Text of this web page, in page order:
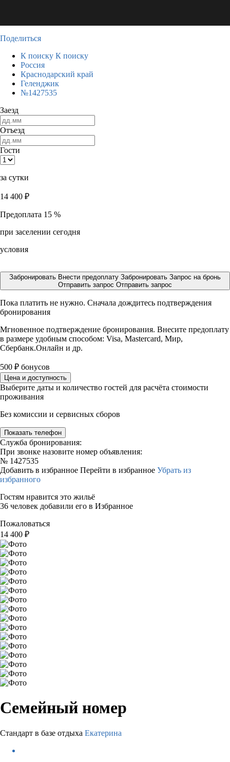
Поделиться
К поиску К поиску
Россия
Краснодарский край
Геленджик
№1427535
Заезд
Отъезд
Гости
за сутки
14 400 ₽
Предоплата 15 %
при заселении сегодня
условия
Забронировать Внести предоплату Забронировать Запрос на бронь
Отправить запрос Отправить запрос
Пока платить не нужно. Сначала дождитесь подтверждения
бронирования
Мгновенное подтверждение бронирования. Внесите предоплату
в размере удобным способом: Visa, Mastercard, Мир,
Сбербанк.Онлайн и др.
500 ₽ бонусов
Цена и доступность
Выберите даты и количество гостей для расчёта стоимости
проживания
Без комиссии и сервисных сборов
Показать телефон
Служба бронирования:
При звонке назовите номер объявления:
№ 1427535
Добавить в избранное Перейти в избранное Убрать из
избранного
Гостям нравится это жильё
36 человек добавили его в Избранное
Пожаловаться
14 400 ₽
Семейный номер
Стандарт в базе отдыха Екатерина